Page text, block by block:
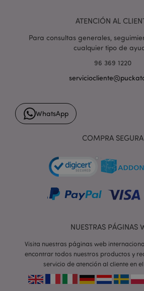
ATENCIÓN AL
Para consultas generales,
cualquier tipo de
96 369 1220
WhatsApp
COMPRA SEGURA
NUESTRAS PÁGINAS
Visita nuestras páginas web
encontrar todos nuestros productos y
servicio de atención al cliente en
invalidation
form_key